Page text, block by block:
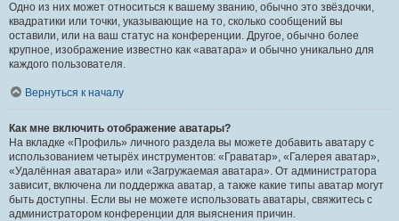
Одно из них может относиться к вашему званию, обычно это звёздочки,
квадратики или точки, указывающие на то, сколько сообщений вы
оставили, или на ваш статус на конференции. Другое, обычно более
крупное, изображение известно как «аватара» и обычно уникально для
каждого пользователя.
Вернуться к началу
Как мне включить отображение аватары?
На вкладке «Профиль» личного раздела вы можете добавить аватару с
использованием четырёх инструментов: «Граватар», «Галерея аватар»,
«Удалённая аватара» или «Загружаемая аватара». От администратора
зависит, включена ли поддержка аватар, а также какие типы аватар могут
быть доступны. Если вы не можете использовать аватары, свяжитесь с
администратором конференции для выяснения причин.